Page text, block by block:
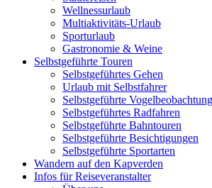
Wellnessurlaub
Multiaktivitäts-Urlaub
Sporturlaub
Gastronomie & Weine
Selbstgeführte Touren
Selbstgeführtes Gehen
Urlaub mit Selbstfahrer
Selbstgeführte Vogelbeobachtung
Selbstgeführtes Radfahren
Selbstgeführte Bahntouren
Selbstgeführte Besichtigungen
Selbstgeführte Sportarten
Wandern auf den Kapverden
Infos für Reiseveranstalter